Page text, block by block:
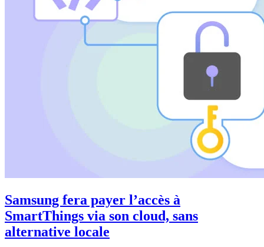
Samsung fera payer l’accès à
SmartThings via son cloud, sans
alternative locale